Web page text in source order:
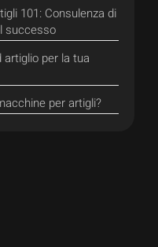
101: Consulenza di
successo
per la tua
per artigli?